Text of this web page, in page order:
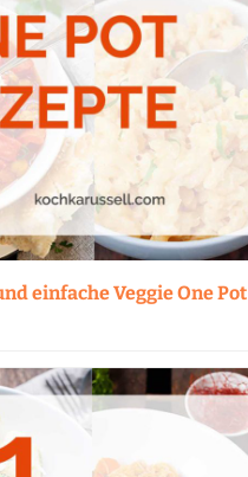
einfache Veggie One Pot